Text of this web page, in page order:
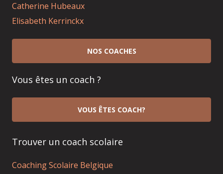
Catherine Hubeaux
Elisabeth Kerrinckx
NOS COACHES
Vous êtes un coach ?
VOUS ÊTES COACH?
Trouver un coach scolaire
Coaching Scolaire Belgique